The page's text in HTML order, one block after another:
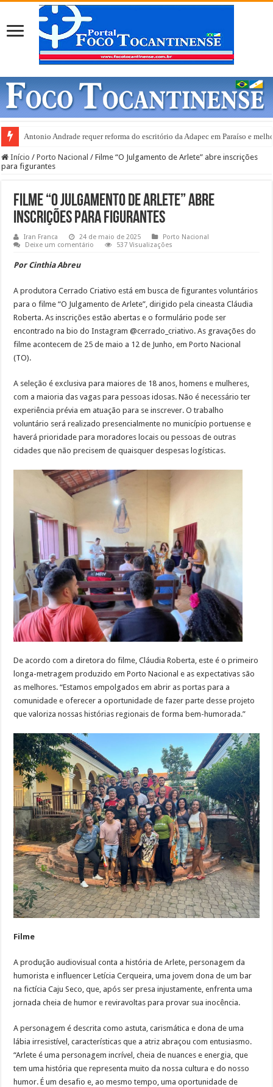
Antonio Andrade requer reforma do escritório da Adapec em Paraíso e
Gurupi e anuncia abertura de 20 leitos de UTI Covid-19
Início / Porto Nacional / Filme “O Julgamento de Arlete” abre inscrições
para figurantes
Filme “O Julgamento de Arlete” abre
inscrições para figurantes
Iran Franca 24 de maio de 2025
Porto Nacional
Deixe um comentário
537 Visualizações
Por Cinthia Abreu
A produtora Cerrado Criativo está em busca de figurantes voluntários
para o filme “O Julgamento de Arlete”, dirigido pela cineasta Cláudia
Roberta. As inscrições estão abertas e o formulário pode ser
encontrado na bio do Instagram @cerrado_criativo. As gravações do
filme acontecem de 25 de maio a 12 de Junho, em Porto Nacional
(TO).
A seleção é exclusiva para maiores de 18 anos, homens e mulheres,
com a maioria das vagas para pessoas idosas. Não é necessário ter
experiência prévia em atuação para se inscrever. O trabalho
voluntário será realizado presencialmente no município portuense e
haverá prioridade para moradores locais ou pessoas de outras
cidades que não precisem de quaisquer despesas logísticas.
De acordo com a diretora do filme, Cláudia Roberta, este é o primeiro
longa-metragem produzido em Porto Nacional e as expectativas são
as melhores. “Estamos empolgados em abrir as portas para a
comunidade e oferecer a oportunidade de fazer parte desse projeto
que valoriza nossas histórias regionais de forma bem-humorada.”
Filme
A produção audiovisual conta a história de Arlete, personagem da
humorista e influencer Letícia Cerqueira, uma jovem dona de um bar
na fictícia Caju Seco, que, após ser presa injustamente, enfrenta uma
jornada cheia de humor e reviravoltas para provar sua inocência.
A personagem é descrita como astuta, carismática e dona de uma
lábia irresistível, características que a atriz abraçou com entusiasmo.
“Arlete é uma personagem incrível, cheia de nuances e energia, que
tem uma história que representa muito da nossa cultura e do nosso
humor. É um desafio e, ao mesmo tempo, uma oportunidade de